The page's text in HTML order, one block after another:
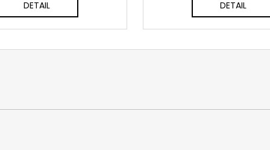
DETAIL DETAIL